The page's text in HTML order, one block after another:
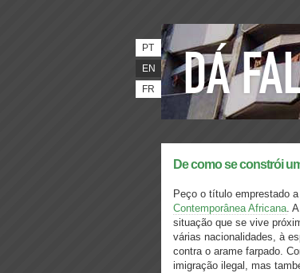
PT
EN
FR
De como se constrói
Peço o título emprestado
Contemporânea Africana.
situação que se vive
várias nacionalidades, à
contra o arame farpado.
imigração ilegal, mas